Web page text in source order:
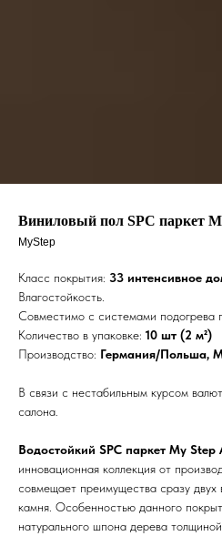
Виниловый пол SPC паркет
MyStep
Класс покрытия: 33 интенсивное
Влагостойкость.
Совместимо с системами подогрева
Количество в упаковке: 10 шт (2 м²)
Производство: Германия/Польша,
В связи с нестабильным курсом
салона.
Водостойкий SPC паркет My Step
инновационная коллекция от
совмещает преимущества сразу двух
камня. Особенностью данного
натурального шпона дерева